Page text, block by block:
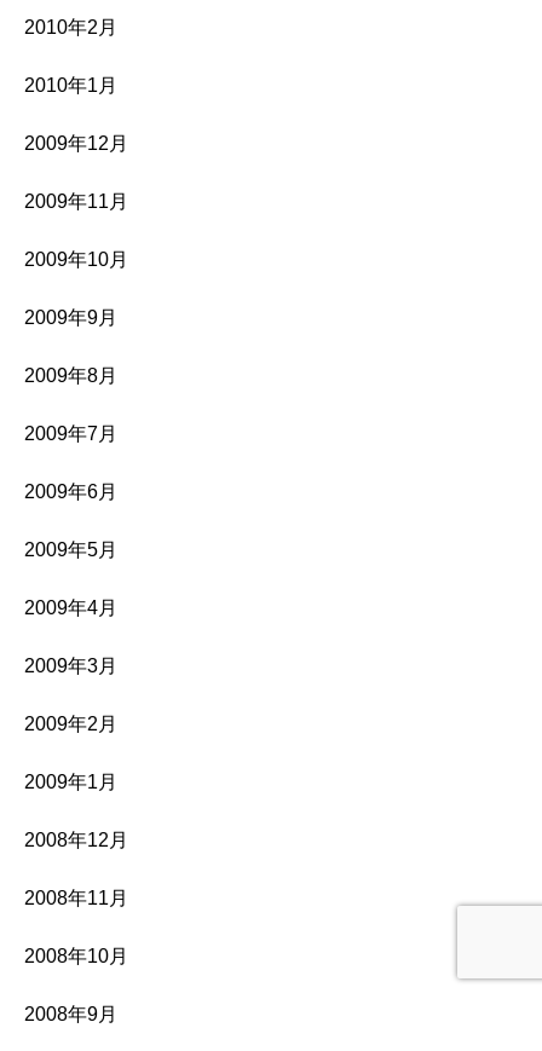
2010年2月
2010年1月
2009年12月
2009年11月
2009年10月
2009年9月
2009年8月
2009年7月
2009年6月
2009年5月
2009年4月
2009年3月
2009年2月
2009年1月
2008年12月
2008年11月
2008年10月
2008年9月